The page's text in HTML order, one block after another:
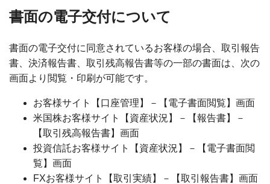
書面の電子交付について
書面の電子交付に同意されているお客様の場合、取引報告
書、決済報告書、取引残高報告書等の一部の書面は、次の
画面より閲覧・印刷が可能です。
お客様サイト【口座管理】－【電子書面閲覧】画面
米国株お客様サイト【資産状況】－【報告書】－
【取引残高報告書】画面
投資信託お客様サイト【資産状況】－【電子書面閲
覧】画面
FXお客様サイト【取引実績】－【取引報告書】画面